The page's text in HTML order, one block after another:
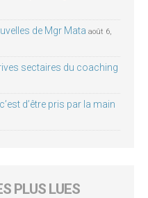
de Mgr Mata août 6,
sectaires du coaching
d’être pris par la main
PLUS LUES